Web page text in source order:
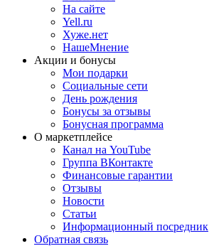
На сайте
Yell.ru
Хуже.нет
НашеМнение
Акции и бонусы
Мои подарки
Социальные сети
День рождения
Бонусы за отзывы
Бонусная программа
О маркетплейсе
Канал на YouTube
Группа ВКонтакте
Финансовые гарантии
Отзывы
Новости
Статьи
Информационный посредник
Обратная связь